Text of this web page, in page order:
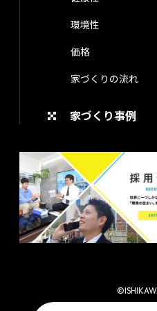
環境性
価格
家づくりの流れ
家づくり事例